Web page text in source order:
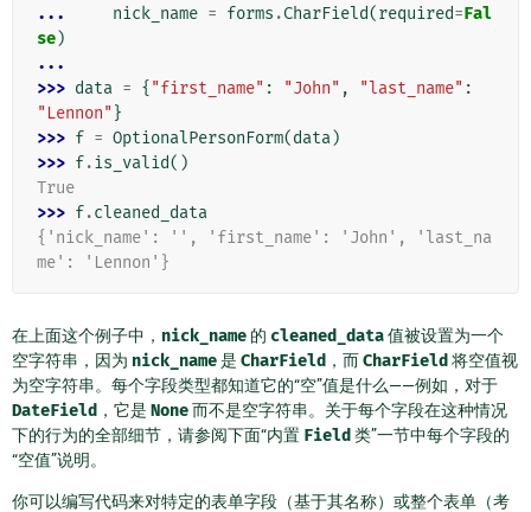
...
nick_name = forms .CharField(required=Fal
se)
...
>>> data = { "first_name" : "John" , "last_name" :
"Lennon" }
>>> f = OptionalPersonForm(data)
>>> f.is_valid()
True
>>> f.cleaned_data
{'nick_name': '', 'first_name': 'John', 'last_na
me': 'Lennon'}
在上面这个例子中， nick_name 的 cleaned_data值被设置为一个
空字符串，因为 nick_name是 CharField ，而CharField 将空值视
为空字符串。每个字段类型都知道它的“空”值是什么——例如，对于
DateField ，它是 None而不是空字符串。关于每个字段在这种情况
下的行为的全部细节，请参阅下面“内置 Field 类”一节中每个字段的
“空值”说明。
你可以编写代码来对特定的表单字段（基于其名称）或整个表单（考